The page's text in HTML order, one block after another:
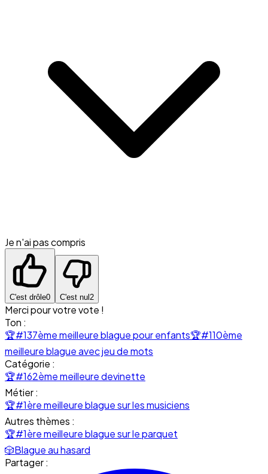
Je n'ai pas compris
C'est drôle0 C'est nul 2
Merci pour votre vote !
Ton :
🏆#137ème meilleure blague pour enfants🏆#110ème
meilleure blague avec jeu de mots
Catégorie :
🏆#162ème meilleure devinette
Métier :
🏆#1ère meilleure blague sur les musiciens
Autres thèmes :
🏆#1ère meilleure blague sur le parquet
🎲Blague au hasard
Partager :